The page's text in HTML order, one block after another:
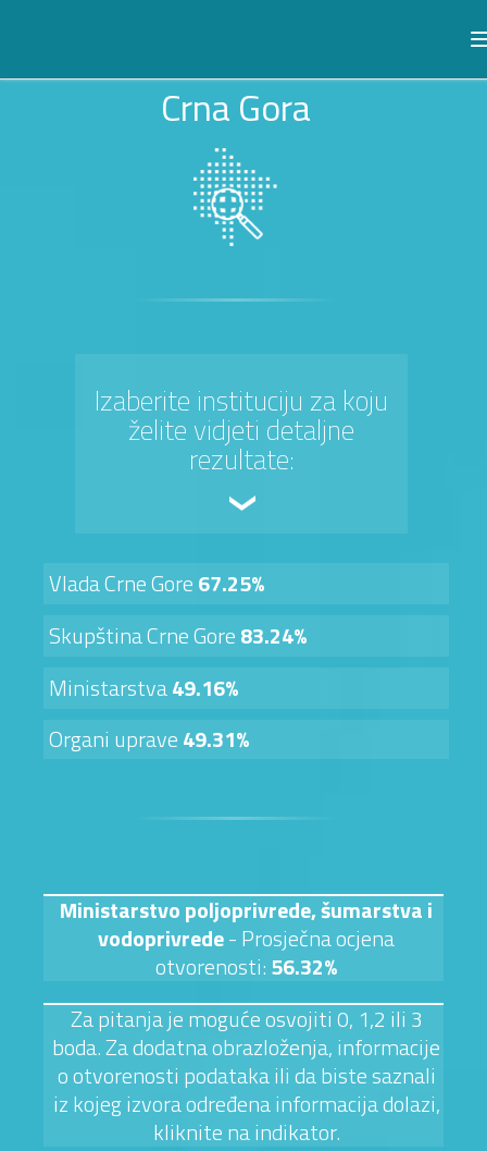
Crna Gora
Izaberite instituciju za koju
želite vidjeti detaljne
rezultate:
Vlada Crne Gore67.25%
Skupština Crne Gore83.24%
Ministarstva49.16%
Organi uprave49.31%
Ministarstvo poljoprivrede, šumarstva i
vodoprivrede- Prosječna ocjena
otvorenosti:56.32%
Za pitanja je moguće osvojiti 0, 1,2 ili 3
boda. Za dodatna obrazloženja, informacije
o otvorenosti podataka ili da biste saznali
iz kojeg izvora određena informacija dolazi,
kliknite na indikator.